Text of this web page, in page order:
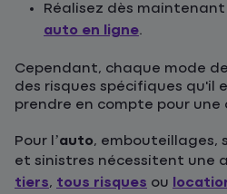
Réalisez dès
auto en ligne.
Cependant, chaque mode
des risques spécifiques qu'il
prendre en compte pour
Pour l’auto,
et sinistres nécessitent une
tiers, tous risques ou